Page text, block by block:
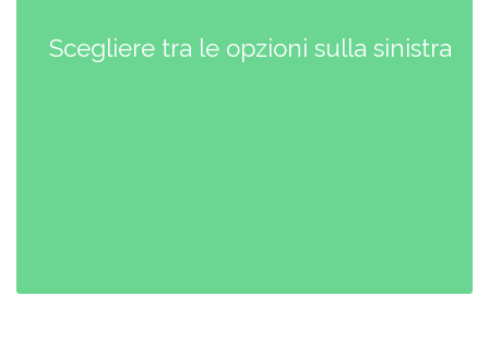
Scegliere tra le opzioni sulla sinistra